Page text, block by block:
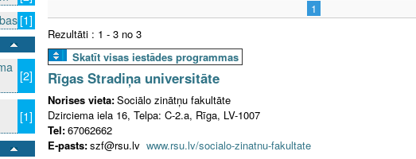
[1]
[2]
[1]
1
Rezultāti : 1 - 3 no 3
Skatīt visas iestādes programmas
Rīgas Stradiņa universitāte
Norises vieta:Sociālo zinātņu fakultāte
Dzirciema iela 16, Telpa: C-2.a, Rīga, LV-1007
Tel:67062662
E-pasts:szf@rsu.lv www.rsu.lv/socialo-zinatnu-fakultate